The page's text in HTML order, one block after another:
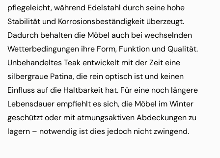
pflegeleicht, während Edelstahl durch seine hohe
Stabilität und Korrosionsbeständigkeit überzeugt.
Dadurch behalten die Möbel auch bei wechselnden
Wetterbedingungen ihre Form, Funktion und Qualität.
Unbehandeltes Teak entwickelt mit der Zeit eine
silbergraue Patina, die rein optisch ist und keinen
Einfluss auf die Haltbarkeit hat. Für eine noch längere
Lebensdauer empfiehlt es sich, die Möbel im Winter
geschützt oder mit atmungsaktiven Abdeckungen zu
lagern – notwendig ist dies jedoch nicht zwingend.